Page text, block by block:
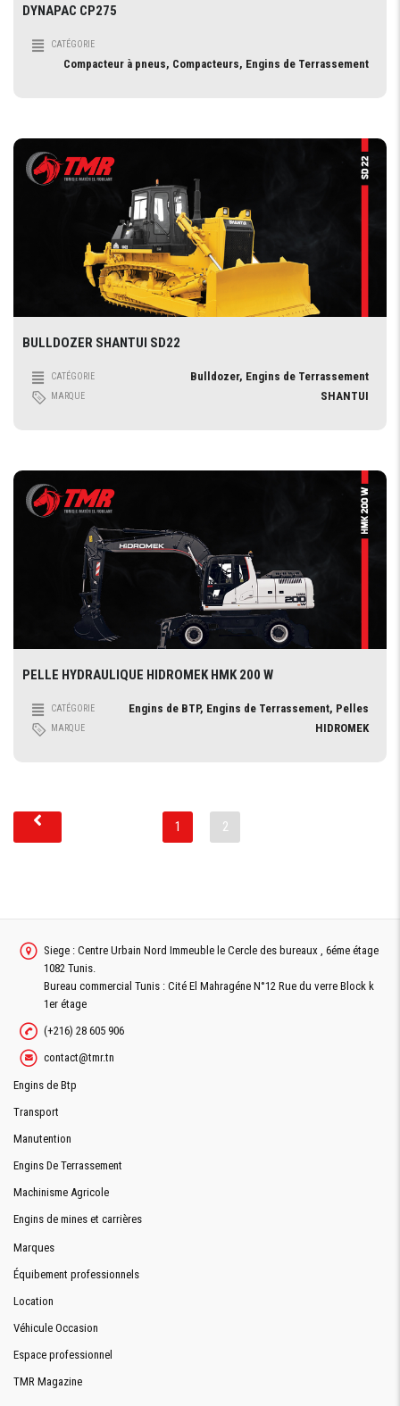
DYNAPAC CP275
CATÉGORIE
Compacteur à pneus, Compacteurs, Engins de Terrassement
BULLDOZER SHANTUI SD22
CATÉGORIE Bulldozer, Engins de Terrassement
MARQUE SHANTUI
PELLE HYDRAULIQUE HIDROMEK HMK 200 W
CATÉGORIE Engins de BTP, Engins de Terrassement, Pelles
MARQUE HIDROMEK
1 2
Siege : Centre Urbain Nord Immeuble le Cercle des bureaux , 6éme étage
1082 Tunis.
Bureau commercial Tunis : Cité El Mahragéne N°12 Rue du verre Block k
1er étage
(+216) 28 605 906
contact@tmr.tn
Engins de Btp
Transport
Manutention
Engins De Terrassement
Machinisme Agricole
Engins de mines et carrières
Marques
Équibement professionnels
Location
Véhicule Occasion
Espace professionnel
TMR Magazine